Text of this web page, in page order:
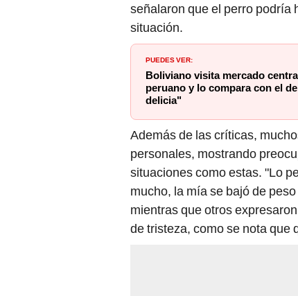
señalaron que el perro podría
situación.
PUEDES VER:
Boliviano visita mercado
peruano y lo compara con el
delicia"
Además de las críticas,
personales, mostrando
situaciones como estas. "Lo
mucho, la mía se bajó de
mientras que otros
de tristeza, como se nota que